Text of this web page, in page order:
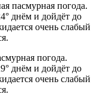
пасмурная погода.
днём и дойдёт до
очень слабый
погода.
днём и дойдёт до
очень слабый